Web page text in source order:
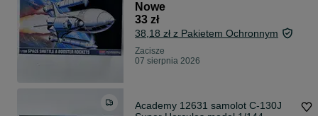
Nowe
33 zł
38,18 zł z Pakietem Ochronnym
Zacisze
07 sierpnia 2026
Academy 12631 samolot C-130J